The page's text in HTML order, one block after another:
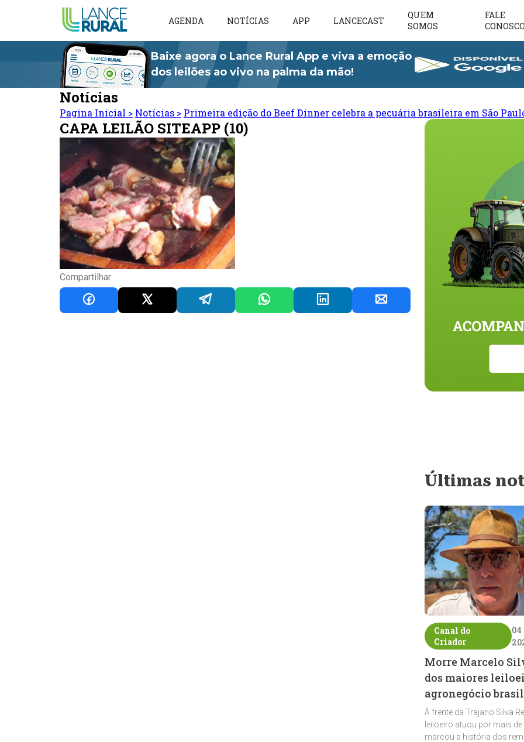
AGENDA NOTÍCIAS APP LANCECAST
QUEM
SOMOS
FALE
CONOSCO
Baixe agora o Lance Rural App e viva a emoção
dos leilões ao vivo na palma da mão!
Notícias
Pagina Inicial > Notícias > Primeira edição do Beef Dinner celebra a pecuária brasileira em São
CAPA LEILÃO SITEAPP (10)
Compartilhar:
Últimas
Canal do
Criador
04
Morre Marcelo
dos maiores
agronegócio
À frente da Trajano Silva
leiloeiro atuou por mais
marcou a história dos